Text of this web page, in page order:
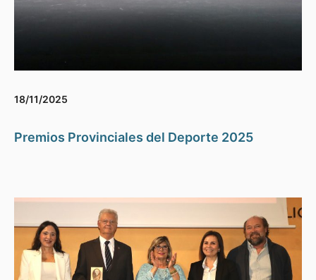
18/11/2025
Premios Provinciales del Deporte 2025